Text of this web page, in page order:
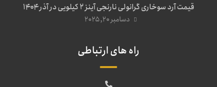
قیمت آرد سوخاری گرانولی نارنجی آینز ۲ کیلویی در آذر ۱۴۰۴
دسامبر ۲۰, ۲۰۲۵
راه های ارتباطی